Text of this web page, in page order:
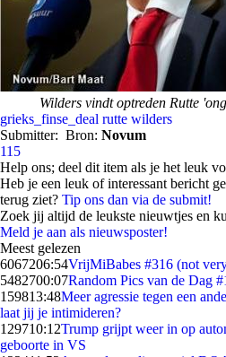
Wilders vindt optreden Rutte
grieks_finse_deal rutte wilders
Submitter: Bron: Novum
115
Help ons; deel dit item als je het leuk
Heb je een leuk of interessant bericht
terug ziet? Tip ons dan via de submit!
Zoek jij altijd de leukste nieuwtjes en
Meld je aan als nieuwsposter!
Meest gelezen
6067206:54VrijMiBabes #316 (not
5482700:07Random Pics van de Dag
159813:48Meer agressie tegen een
laat jij je intimideren?
129710:12Trump grijpt weer in op
geboorte in VS